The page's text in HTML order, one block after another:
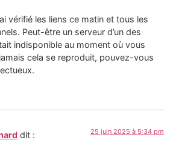
vérifié les liens ce matin et tous les
Peut-être un serveur d’un des
indisponible au moment où vous
cela se reproduit, pouvez-vous
dit : 25 juin 2025 à 5:34 pm